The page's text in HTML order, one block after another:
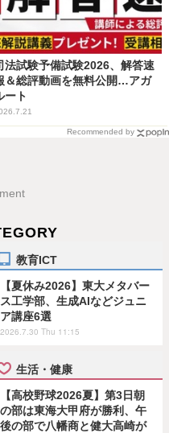
法試験予備試験2026、解答速
＆総評動画を無料公開…アガ
ート
Recommended by
教育ICT
【夏休み2026】東大メタバー
ス工学部、生成AIなどジュニ
ア講座6選
2026.7.30 Thu 11:15
生活・健康
【高校野球2026夏】第3日朝
の部は東海大甲府が勝利、午
後の部で八幡商と健大高崎が